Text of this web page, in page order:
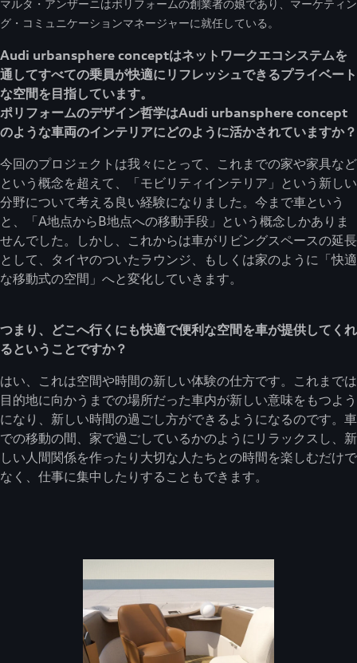
Audi urbansphere conceptはネットワークエコシステムを
通してすべての乗員が快適にリフレッシュできるプライベート
な空間を目指しています。
ポリフォームのデザイン哲学はAudi urbansphere concept
のような車両のインテリアにどのように活かされていますか？
今回のプロジェクトは我々にとって、これまでの家や家具など
という概念を超えて、「モビリティインテリア」という新しい
分野について考える良い経験になりました。今まで車という
と、「A地点からB地点への移動手段」という概念しかありま
せんでした。しかし、これからは車がリビングスペースの延長
として、タイヤのついたラウンジ、もしくは家のように「快適
な移動式の空間」へと変化していきます。
つまり、どこへ行くにも快適で便利な空間を車が提供してくれ
るということですか？
はい、これは空間や時間の新しい体験の仕方です。これまでは
目的地に向かうまでの場所だった車内が新しい意味をもつよう
になり、新しい時間の過ごし方ができるようになるのです。車
での移動の間、家で過ごしているかのようにリラックスし、新
しい人間関係を作ったり大切な人たちとの時間を楽しむだけで
なく、仕事に集中したりすることもできます。
マルタ・アンザーニはポリフォームの創業者の娘であり、マーケティン
グ・コミュニケーションマネージャーに就任している。